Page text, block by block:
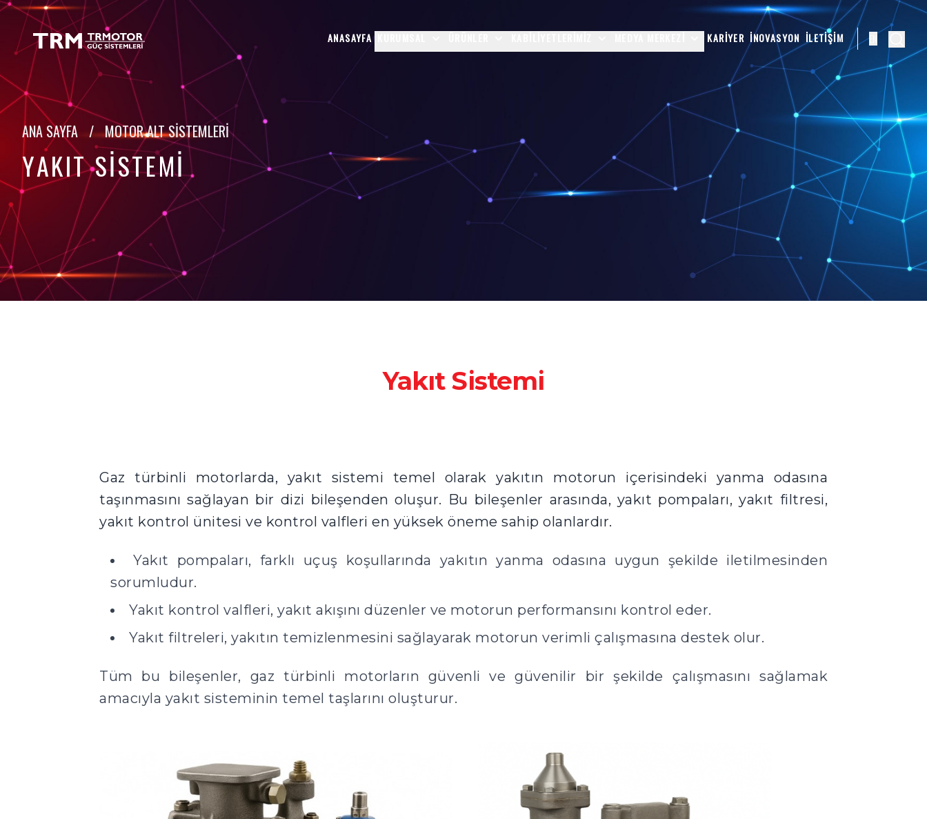
TRMOTOR ANASAYFA KARIYER İNOVASYON İLETIŞIM
ANA SAYFA / MOTOR ALT SISTEMLERI
YAKIT SISTEMI
Yakıt Sistemi
Gaz türbinli motorlarda, yakıt sistemi temel olarak yakıtın motorun içerisindeki yanma odasına
taşınmasını sağlayan bir dizi bileşenden oluşur. Bu bileşenler arasında, yakıt pompaları, yakıt filtresi,
yakıt kontrol ünitesi ve kontrol valfleri en yüksek öneme sahip olanlardır.
Yakıt pompaları, farklı uçuş koşullarında yakıtın yanma odasına uygun şekilde iletilmesinden
sorumludur.
Yakıt kontrol valfleri, yakıt akışını düzenler ve motorun performansını kontrol eder.
Yakıt filtreleri, yakıtın temizlenmesini sağlayarak motorun verimli çalışmasına destek olur.
Tüm bu bileşenler, gaz türbinli motorların güvenli ve güvenilir bir şekilde çalışmasını sağlamak
amacıyla yakıt sisteminin temel taşlarını oluşturur.